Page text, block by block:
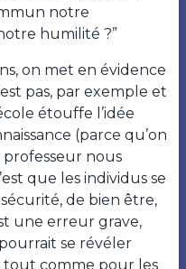
notre
humilité ?”
on met en évidence
pas, par exemple et
étouffe l’idée
(parce qu’on
nous
que les individus se
de bien être,
une erreur grave,
se révéler
tout comme pour les